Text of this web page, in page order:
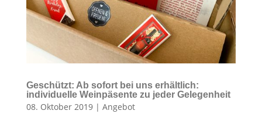
Geschützt: Ab sofort bei uns erhältlich:
individuelle Weinpäsente zu jeder Gelegenheit
08. Oktober 2019| Angebot